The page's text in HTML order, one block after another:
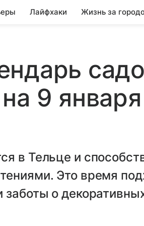
Лайфхаки Жизнь за
9
в Тельце и
Это время
заботы о